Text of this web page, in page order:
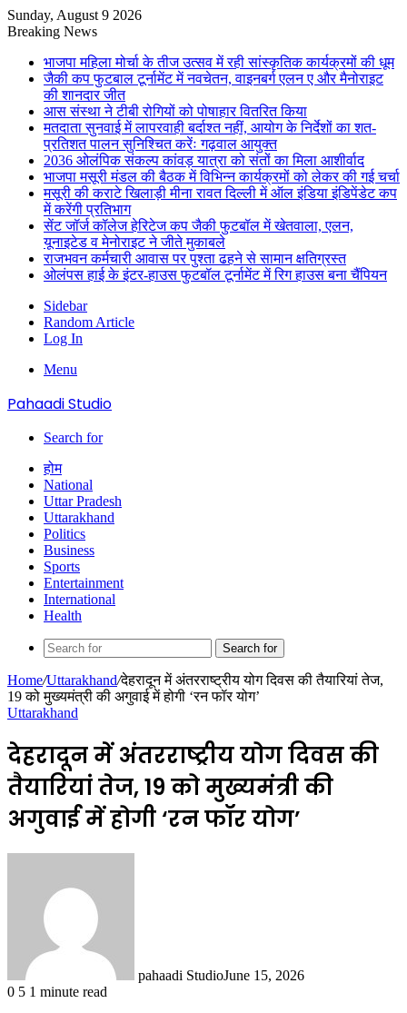
Sunday, August 9 2026
Breaking News
भाजपा महिला मोर्चा के तीज उत्सव में रही सांस्कृतिक कार्यक्रमों की धूम
जैकी कप फुटबाल टूर्नामेंट में नवचेतन, वाइनबर्ग एलन ए और मैनोराइट
की शानदार जीत
आस संस्था ने टीबी रोगियों को पोषाहार वितरित किया
मतदाता सुनवाई में लापरवाही बर्दाश्त नहीं, आयोग के निर्देशों का शत-
प्रतिशत पालन सुनिश्चित करेंः गढ़वाल आयुक्त
2036 ओलंपिक संकल्प कांवड़ यात्रा को संतों का मिला आशीर्वाद
भाजपा मसूरी मंडल की बैठक में विभिन्न कार्यक्रमों को लेकर की गई चर्चा
मसूरी की कराटे खिलाड़ी मीना रावत दिल्ली में ऑल इंडिया इंडिपेंडेट कप
में करेंगी प्रतिभाग
सेंट जॉर्ज कॉलेज हेरिटेज कप जैकी फुटबॉल में खेतवाला, एलन,
यूनाइटेड व मेनोराइट ने जीते मुकाबले
राजभवन कर्मचारी आवास पर पुश्ता ढहने से सामान क्षतिग्रस्त
ओलंपस हाई के इंटर-हाउस फुटबॉल टूर्नामेंट में रिग हाउस बना चैंपियन
Sidebar
Random Article
Log In
Menu
Pahaadi Studio
Search for
होम
National
Uttar Pradesh
Uttarakhand
Politics
Business
Sports
Entertainment
International
Health
Search for
Home/Uttarakhand/देहरादून में अंतरराष्ट्रीय योग दिवस की तैयारियां तेज,
19 को मुख्यमंत्री की अगुवाई में होगी ‘रन फॉर योग’
Uttarakhand
देहरादून में अंतरराष्ट्रीय योग दिवस की
तैयारियां तेज, 19 को मुख्यमंत्री की
अगुवाई में होगी ‘रन फॉर योग’
pahaadi StudioJune 15, 2026
0 5 1 minute read